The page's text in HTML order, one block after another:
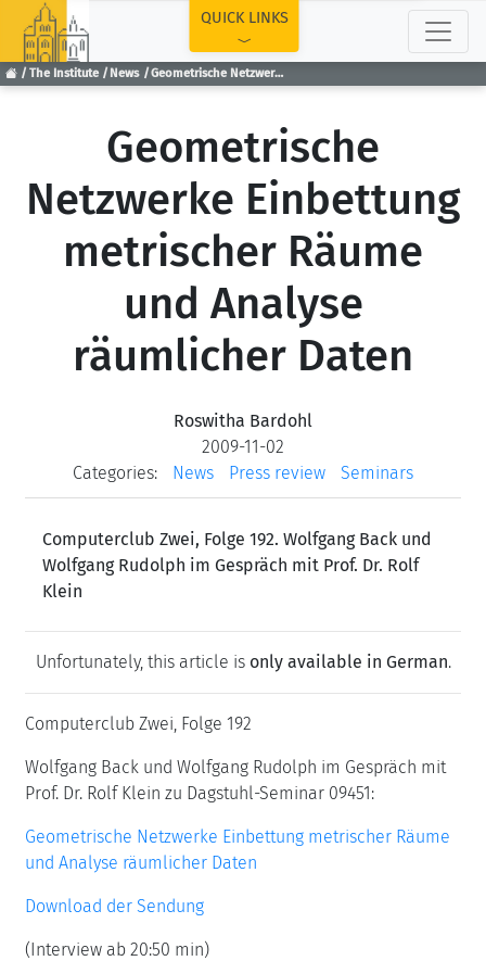
The Institute News Geometrische Netzwerke Einbettung metrischer Räume und Analyse räumlicher Daten
QUICK LINKS
Geometrische
Netzwerke Einbettung
metrischer Räume
und Analyse
räumlicher Daten
Roswitha Bardohl
2009-11-02
Categories:
News Press review Seminars
Computerclub Zwei, Folge 192. Wolfgang Back und
Wolfgang Rudolph im Gespräch mit Prof. Dr. Rolf
Klein
Unfortunately, this article is only available in German.
Computerclub Zwei, Folge 192
Wolfgang Back und Wolfgang Rudolph im Gespräch mit
Prof. Dr. Rolf Klein zu Dagstuhl-Seminar 09451:
Geometrische Netzwerke Einbettung metrischer Räume
und Analyse räumlicher Daten
Download der Sendung
(Interview ab 20:50 min)